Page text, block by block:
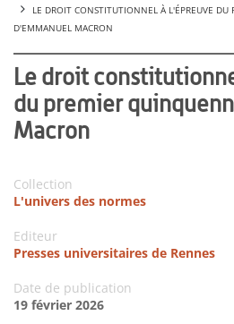
LE DROIT CONSTITUTIONNEL À L'ÉPREUVE
D'EMMANUEL MACRON
Le droit
du premier
Macron
Collection
L'univers des normes
Editeur
Presses universitaires de Rennes
Date de publication
19 février 2026